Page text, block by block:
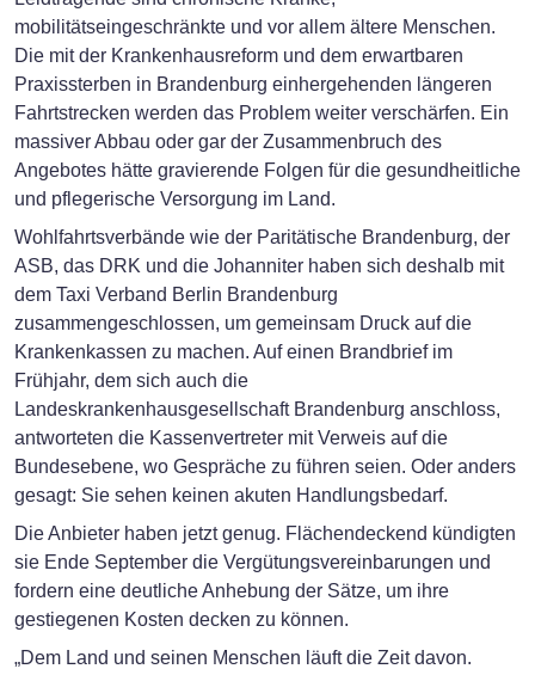
mobilitätseingeschränkte und vor allem ältere Menschen.
Die mit der Krankenhausreform und dem erwartbaren
Praxissterben in Brandenburg einhergehenden längeren
Fahrtstrecken werden das Problem weiter verschärfen. Ein
massiver Abbau oder gar der Zusammenbruch des
Angebotes hätte gravierende Folgen für die gesundheitliche
und pflegerische Versorgung im Land.
Wohlfahrtsverbände wie der Paritätische Brandenburg, der
ASB, das DRK und die Johanniter haben sich deshalb mit
dem Taxi Verband Berlin Brandenburg
zusammengeschlossen, um gemeinsam Druck auf die
Krankenkassen zu machen. Auf einen Brandbrief im
Frühjahr, dem sich auch die
Landeskrankenhausgesellschaft Brandenburg anschloss,
antworteten die Kassenvertreter mit Verweis auf die
Bundesebene, wo Gespräche zu führen seien. Oder anders
gesagt: Sie sehen keinen akuten Handlungsbedarf.
Die Anbieter haben jetzt genug. Flächendeckend kündigten
sie Ende September die Vergütungsvereinbarungen und
fordern eine deutliche Anhebung der Sätze, um ihre
gestiegenen Kosten decken zu können.
„Dem Land und seinen Menschen läuft die Zeit davon.